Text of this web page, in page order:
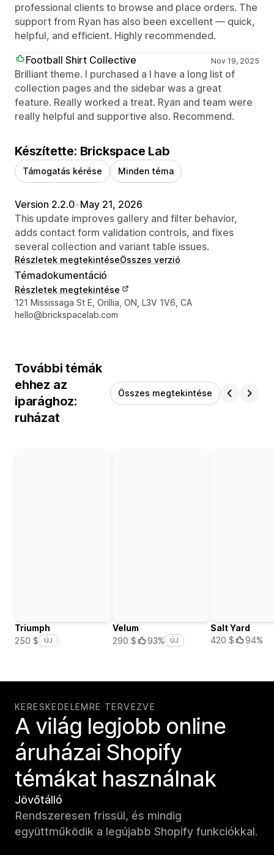
professional clients to browse and place orders. The
support from Ryan has also been excellent — quick,
helpful, and efficient. Highly recommended.
Football Shirt Collective
Nov 19, 2025
Brilliant theme. I purchased a I have a long list of
collection pages and the sidebar was a great
feature. Really worked a treat. Ryan and team were
really helpful and supportive also. Recommend.
Készítette: Brickspace Lab
Támogatás kérése Minden téma
Version 2.2.0•May 21, 2026
This update improves gallery and filter behavior,
adds contact form validation controls, and fixes
several collection and variant table issues.
Részletek megtekintéseÖsszes verzió
Témadokumentáció
Részletek megtekintése
Dizájner kapcsolattartási adatai
121 Mississaga St E, Orillia, ON, L3V 1V6, CA
hello@brickspacelab.com
További témák
ehhez az
iparághoz:
ruházat
Összes megtekintése
Triumph
250 $
ÚJ
Velum
290 $
93% ÚJ
Salt Yard
420 $
94%
KERESKEDELEMRE TERVEZVE
A világ legjobb online
áruházai Shopify
témákat használnak
Jövőtálló
Rendszeresen frissül, és mindig
együttműködik a legújabb Shopify funkciókkal.